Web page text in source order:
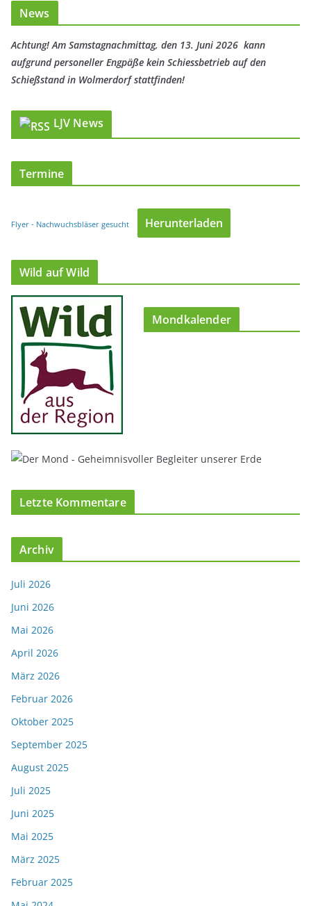
News
Achtung! Am Samstagnachmittag, den 13. Juni 2026 kann
aufgrund personeller Engpäße kein Schiessbetrieb auf den
Schießstand in Wolmerdorf stattfinden!
LJV News
Termine
Flyer - Nachwuchsbläser gesucht Herunterladen
Wild auf Wild
Mondkalender
Letzte Kommentare
Archiv
Juli 2026
Juni 2026
Mai 2026
April 2026
März 2026
Februar 2026
Oktober 2025
September 2025
August 2025
Juli 2025
Juni 2025
Mai 2025
März 2025
Februar 2025